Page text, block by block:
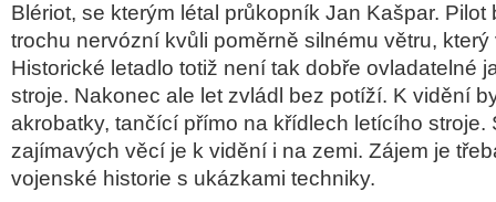
Blériot, se kterým létal průkopník Jan Kašpar. Pilot
trochu nervózní kvůli poměrně silnému větru,
Historické letadlo totiž není tak dobře ovladatelné
stroje. Nakonec ale let zvládl bez potíží. K vidění
akrobatky, tančící přímo na křídlech letícího stroje.
zajímavých věcí je k vidění i na zemi. Zájem je
vojenské historie s ukázkami techniky.